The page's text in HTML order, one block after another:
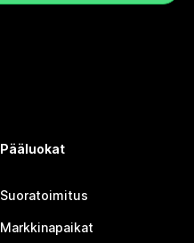
Pääluokat
Suoratoimitus
Markkinapaikat